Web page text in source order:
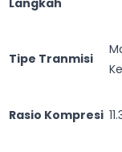
Langkah
Tipe Tranmisi
Rasio Kompresi